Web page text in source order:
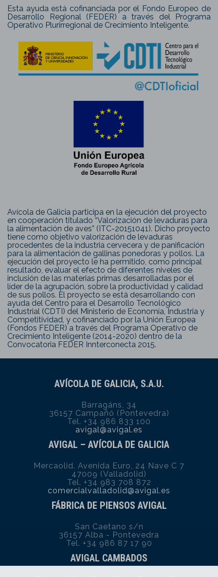
Esta ayuda está cofinanciada por el Fondo Europeo de
Desarrollo Regional (FEDER) a través del Programa
Operativo Plurirregional de Crecimiento Inteligente.
Avícola de Galicia participa en la ejecución del proyecto
en cooperación titulado “Valorización de levaduras para
la alimentación de aves” (ITC-20151041). Dicho proyecto
tiene como objetivo valorización de levaduras
procedentes de la industria cervecera y de panificación
para la alimentación de gallinas ponedoras y pollos. La
ejecución del proyecto le ha permitido, como principal
resultado, evaluar el efecto de diferentes niveles de
inclusión de las materias primas desarrolladas por el
líder de la agrupación, sobre la productividad y calidad
de sus pollos. El proyecto se está desarrollando con
ayuda del Centro para el Desarrollo Tecnológico
Industrial (CDTI) del Ministerio de Economía, Industria y
Competitividad, y cofinanciado por la Unión Europea
(Fondos FEDER) a través del Programa Operativo de
Crecimiento Inteligente (2014-2020) dentro de la
Convocatoria FEDER Innterconecta 2015.
AVÍCOLA DE GALICIA, S.A.U.
Barragáns, 34
36157 Campañó (Pontevedra)
Tel. +34 986 833 100
avigal@avigal.es
AVIGAL – AVÍCOLA DE GALICIA
Mercaolid. Avenida Euro, 24 Nave C 7
47009 (Valladolid)
Tel. +34 983 708 872
comercialvalladolid@avigal.es
FÁBRICA DE PIENSOS AVIGAL
San Caetano s/n
36157 Alba - Pontevedra
Tel. +34 986 87 17 90
AVIGAL CAMBADOS